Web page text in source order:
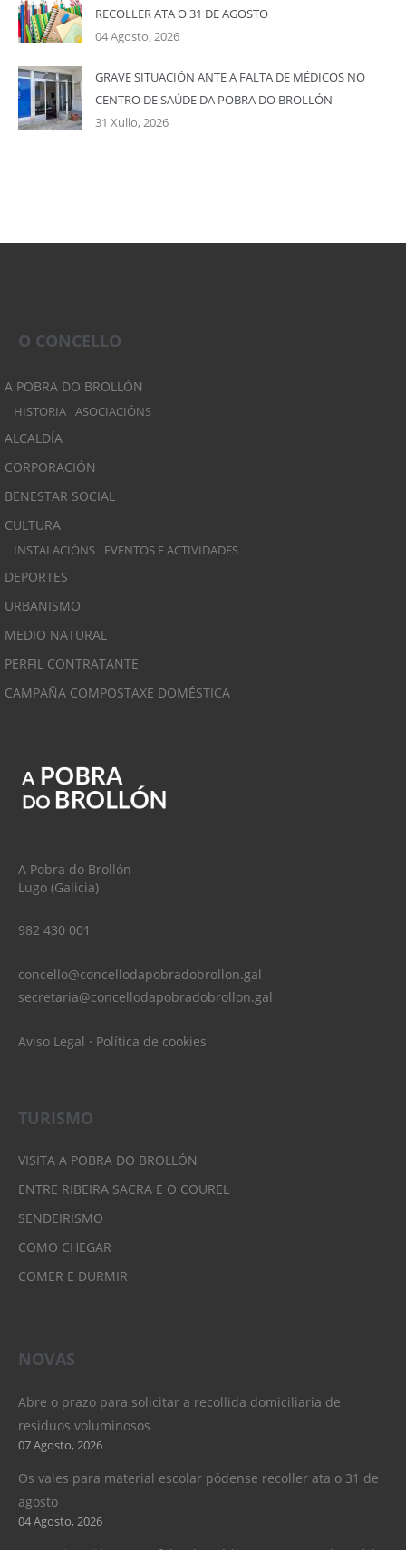
RECOLLER ATA O 31 DE AGOSTO
04 Agosto, 2026
GRAVE SITUACIÓN ANTE A FALTA DE MÉDICOS NO
CENTRO DE SAÚDE DA POBRA DO BROLLÓN
31 Xullo, 2026
O CONCELLO
A POBRA DO BROLLÓN
HISTORIA ASOCIACIÓNS
ALCALDÍA
CORPORACIÓN
BENESTAR SOCIAL
CULTURA
INSTALACIÓNS EVENTOS E ACTIVIDADES
DEPORTES
URBANISMO
MEDIO NATURAL
PERFIL CONTRATANTE
CAMPAÑA COMPOSTAXE DOMÉSTICA
A Pobra do Brollón
Lugo (Galicia)
982 430 001
concello@concellodapobradobrollon.gal
secretaria@concellodapobradobrollon.gal
Aviso Legal · Política de cookies
TURISMO
VISITA A POBRA DO BROLLÓN
ENTRE RIBEIRA SACRA E O COUREL
SENDEIRISMO
COMO CHEGAR
COMER E DURMIR
NOVAS
Abre o prazo para solicitar a recollida domiciliaria de
residuos voluminosos
07 Agosto, 2026
Os vales para material escolar pódense recoller ata o 31 de
agosto
04 Agosto, 2026